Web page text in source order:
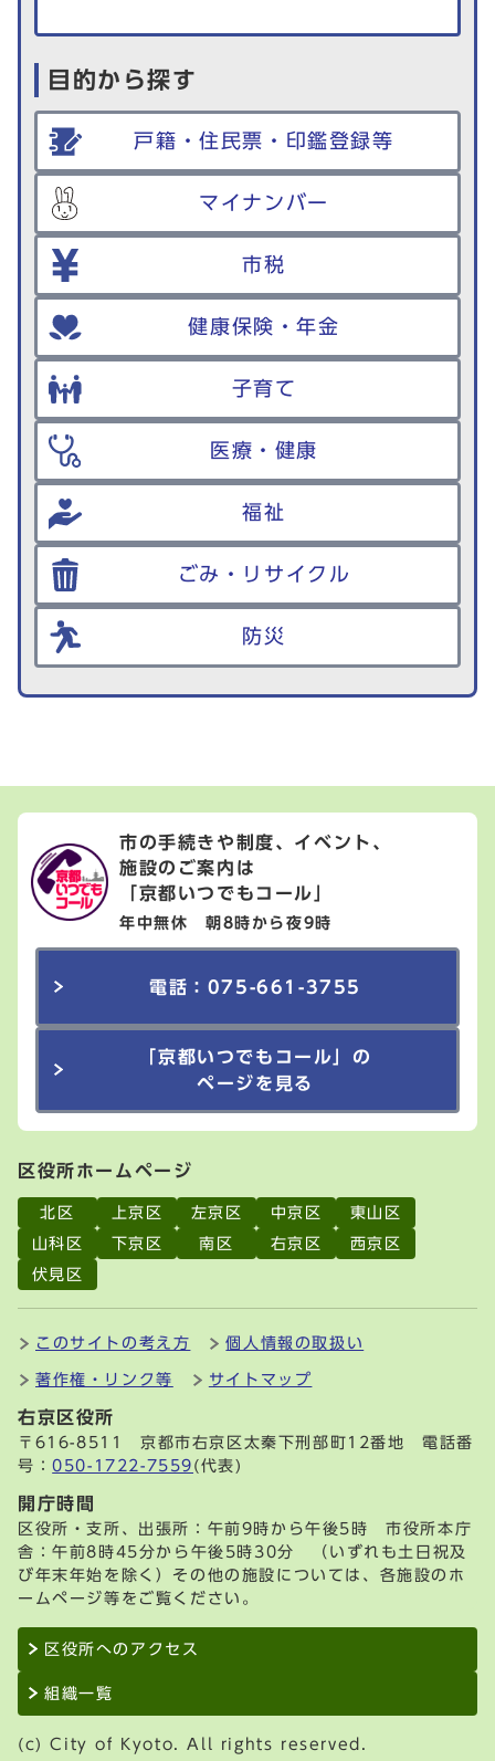
目的から探す
戸籍・住民票・印鑑登録等
マイナンバー
市税
健康保険・年金
子育て
医療・健康
福祉
ごみ・リサイクル
防災
市の手続きや制度、イベント、
施設のご案内は
「京都いつでもコール」
年中無休 朝8時から夜9時
電話：075-661-3755
「京都いつでもコール」の
ページを見る
区役所ホームページ
北区 上京区 左京区 中京区
東山区
山科区
下京区 南区 右京区
西京区
伏見区
このサイトの考え方 個人情報の取扱い
著作権・リンク等 サイトマップ
右京区役所
〒616-8511 京都市右京区太秦下刑部町12番地 電話番
号：050-1722-7559 (代表)
開庁時間
区役所・支所、出張所：午前9時から午後5時 市役所本庁
舎：午前8時45分から午後5時30分 （いずれも土日祝及
び年末年始を除く）その他の施設については、各施設のホ
ームページ等をご覧ください。
区役所へのアクセス
組織一覧
(c) City of Kyoto. All rights reserved.